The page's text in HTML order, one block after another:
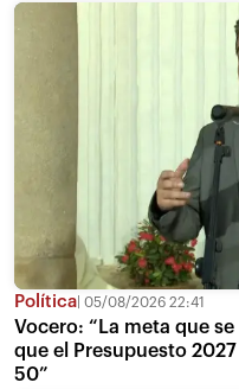
Política 05/08/2026 22:41
Vocero: “La meta que
que el Presupuesto
50”